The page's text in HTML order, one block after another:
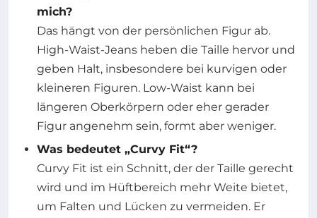
mich?
Das hängt von der persönlichen Figur ab.
High-Waist-Jeans heben die Taille hervor und
geben Halt, insbesondere bei kurvigen oder
kleineren Figuren. Low-Waist kann bei
längeren Oberkörpern oder eher gerader
Figur angenehm sein, formt aber weniger.
Was bedeutet „Curvy Fit“?
Curvy Fit ist ein Schnitt, der der Taille gerecht
wird und im Hüftbereich mehr Weite bietet,
um Falten und Lücken zu vermeiden. Er